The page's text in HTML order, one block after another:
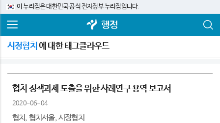
이 누리집은 대한민국 공식 전자정부 누리집입니다.
행정
시정협치 에 대한 태그클라우드
협치 정책과제 도출을 위한 사례연구 용역 보고서
2020-06-04
협치, 협치서울, 시정협치